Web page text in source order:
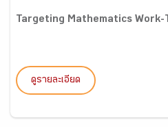
Targeting Mathematics Work-
ดูรายละเอียด